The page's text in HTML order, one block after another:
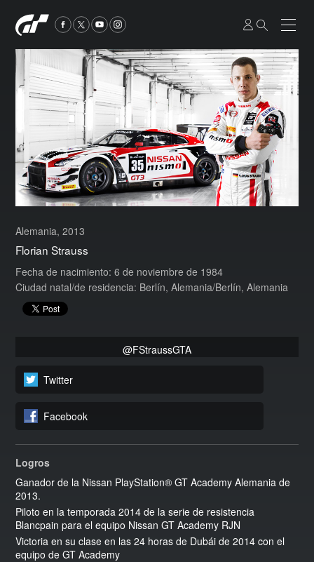
Alemania, 2013
Florian Strauss
Fecha de nacimiento: 6 de noviembre de 1984
Ciudad natal/de residencia: Berlín, Alemania/Berlín, Alemania
@FStraussGTA
Twitter
Facebook
Logros
Ganador de la Nissan PlayStation® GT Academy Alemania de
2013.
Piloto en la temporada 2014 de la serie de resistencia
Blancpain para el equipo Nissan GT Academy RJN
Victoria en su clase en las 24 horas de Dubái de 2014 con el
equipo de GT Academy